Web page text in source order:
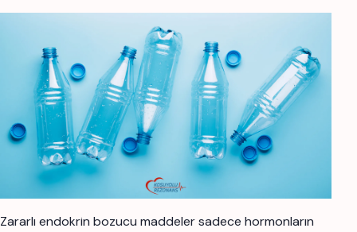
Zararlı endokrin bozucu maddeler sadece hormonların